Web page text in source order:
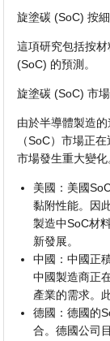
旋塗碳 (SoC) 按
這項研究包括按
(SoC) 的預測。
旋塗碳 (SoC) 市
由於半導體製造
（SoC）市場正
市場發生重大變化
美國：美國
黏附性能。因
製造中SoC材
新發展。
中國：中國正
中國製造商正
產業的需求。
德國：德國的
合。德國公司